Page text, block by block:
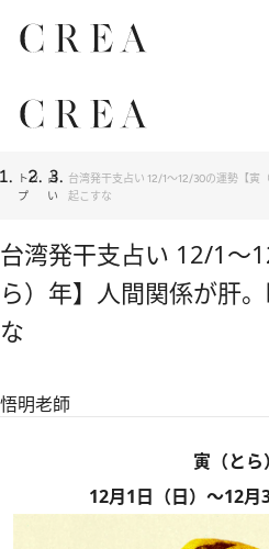
トッ
プ
占
い
台湾発干支占い 12/1～12/30の運勢【寅
起こすな
台湾発干支占い 12/1～
ら）年】人間関係が肝
な
悟明老師
寅（とら
12月1日（日）～12月